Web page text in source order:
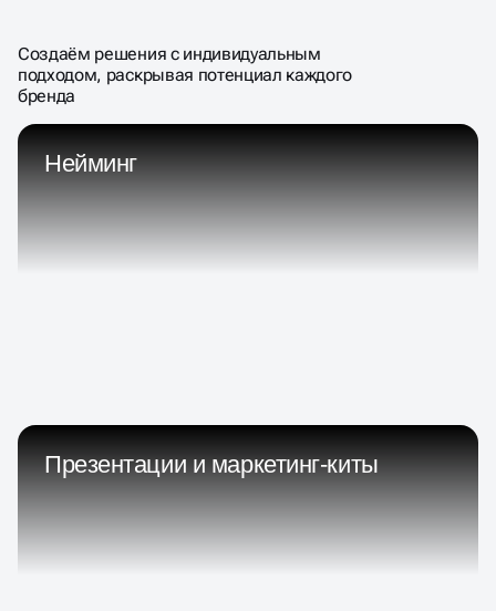
СТРАСТЬЮ К КРЕАТИВУ
Создаём решения с индивидуальным
подходом, раскрывая потенциал каждого
бренда
Нейминг
Презентации и маркетинг-киты